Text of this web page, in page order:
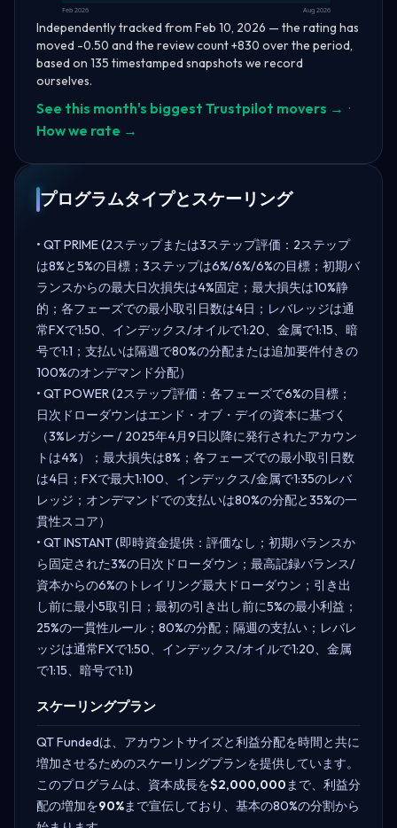
Feb 2026 Aug 2026
Independently tracked from Feb 10, 2026 — the rating has
moved -0.50 and the review count +830 over the period,
based on 135 timestamped snapshots we record
ourselves.
See this month's biggest Trustpilot movers → ·
How we rate →
プログラムタイプとスケーリング
• QT PRIME (2ステップまたは3ステップ評価：2ステップ
は8%と5%の目標；3ステップは6%/6%/6%の目標；初期バ
ランスからの最大日次損失は4%固定；最大損失は10%静
的；各フェーズでの最小取引日数は4日；レバレッジは通
常FXで1:50、インデックス/オイルで1:20、金属で1:15、暗
号で1:1；支払いは隔週で80%の分配または追加要件付きの
100%のオンデマンド分配）
• QT POWER (2ステップ評価：各フェーズで6%の目標；
日次ドローダウンはエンド・オブ・デイの資本に基づく
（3%レガシー / 2025年4月9日以降に発行されたアカウン
トは4%）；最大損失は8%；各フェーズでの最小取引日数
は4日；FXで最大1:100、インデックス/金属で1:35のレバ
レッジ；オンデマンドでの支払いは80%の分配と35%の一
貫性スコア）
• QT INSTANT (即時資金提供：評価なし；初期バランスか
ら固定された3%の日次ドローダウン；最高記録バランス/
資本からの6%のトレイリング最大ドローダウン；引き出
し前に最小5取引日；最初の引き出し前に5%の最小利益；
25%の一貫性ルール；80%の分配；隔週の支払い；レバレ
ッジは通常FXで1:50、インデックス/オイルで1:20、金属
で1:15、暗号で1:1)
スケーリングプラン
QT Fundedは、アカウントサイズと利益分配を時間と共に
増加させるためのスケーリングプランを提供しています。
このプログラムは、資本成長を$2,000,000 まで、利益分
配の増加を90%まで宣伝しており、基本の80%の分割から